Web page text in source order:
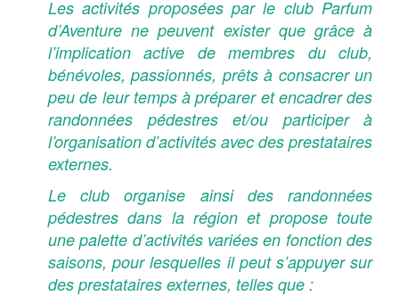
Les activités proposées par le club Parfum
d’Aventure ne peuvent exister que grâce à
l’implication active de membres du club,
bénévoles, passionnés, prêts à consacrer un
peu de leur temps à préparer et encadrer des
randonnées pédestres et/ou participer à
l’organisation d’activités avec des prestataires
externes.
Le club organise ainsi des randonnées
pédestres dans la région et propose toute
une palette d’activités variées en fonction des
saisons, pour lesquelles il peut s’appuyer sur
des prestataires externes, telles que :